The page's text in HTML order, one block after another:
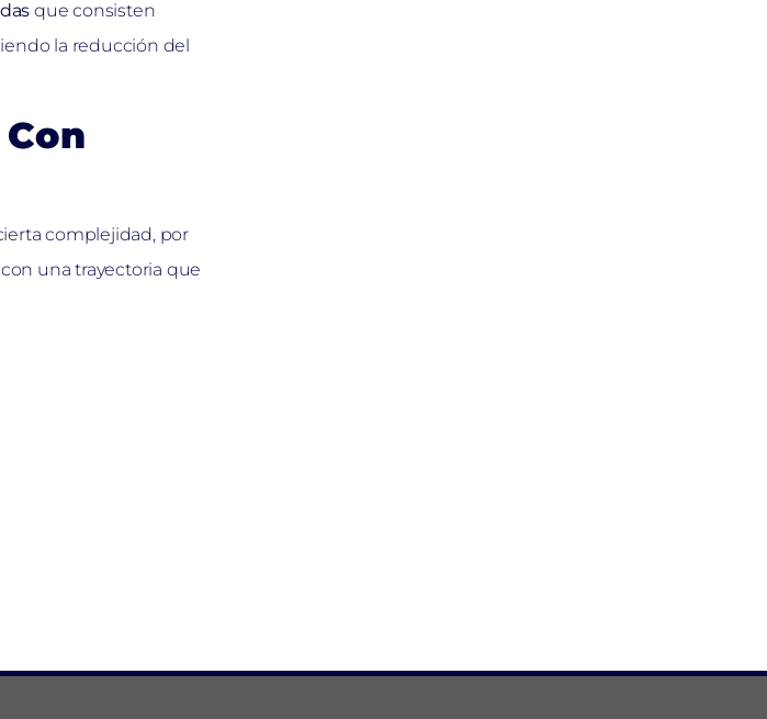
que consisten
la reducción del
complejidad, por
con una trayectoria que